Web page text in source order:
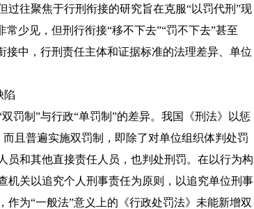
往聚焦于行刑衔接的研究旨在克服“以罚代刑”现
少见，但刑行衔接“移不下去”“罚不下去”甚至
接中，行刑责任主体和证据标准的法理差异、单位
陷
制”与行政“单罚制”的差异。我国《刑法》以惩
且普遍实施双罚制，即除了对单位组织体判处罚
员和其他直接责任人员，也判处刑罚。在以行为构
机关以追究个人刑事责任为原则，以追究单位刑事
作为“一般法”意义上的《行政处罚法》未能新增双